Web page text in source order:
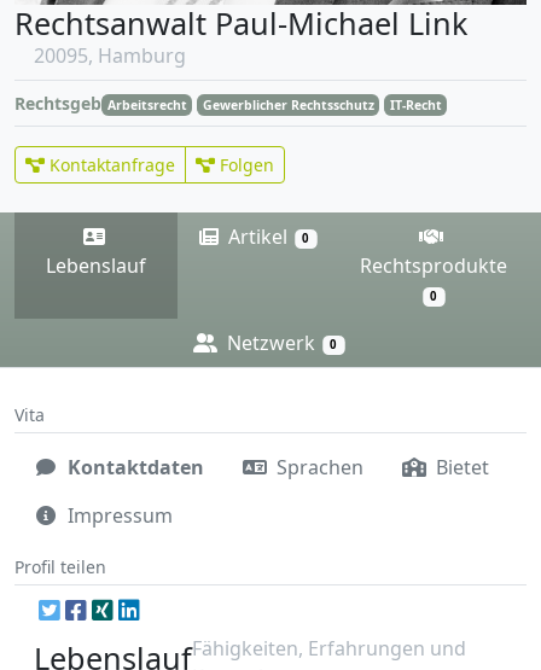
Rechtsanwalt Paul-Michael Link
20095, Hamburg
RechtsgebieteArbeitsrecht Gewerblicher Rechtsschutz IT-Recht
Kontaktanfrage Folgen
Lebenslauf
Artikel 0
Rechtsprodukte
0
Netzwerk 0
Vita
Kontaktdaten Sprachen
Bietet
Impressum
Profil teilen
LebenslaufFähigkeiten, Erfahrungen und